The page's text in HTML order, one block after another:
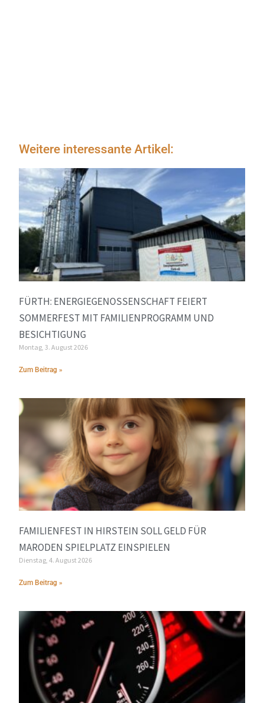
Weitere interessante Artikel:
FÜRTH: ENERGIEGENOSSENSCHAFT FEIERT
SOMMERFEST MIT FAMILIENPROGRAMM UND
BESICHTIGUNG
Montag, 3. August 2026
Zum Beitrag »
FAMILIENFEST IN HIRSTEIN SOLL GELD FÜR
MARODEN SPIELPLATZ EINSPIELEN
Dienstag, 4. August 2026
Zum Beitrag »